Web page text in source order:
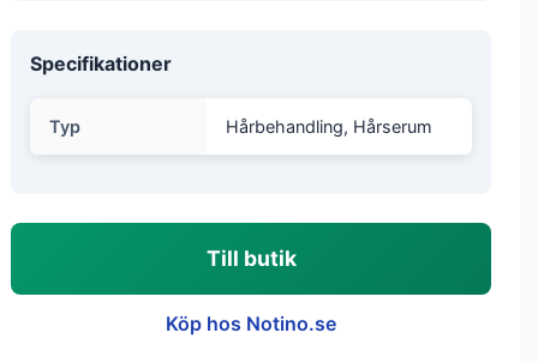
Specifikationer
Typ Hårbehandling, Hårserum
Till butik
Köp hos Notino.se